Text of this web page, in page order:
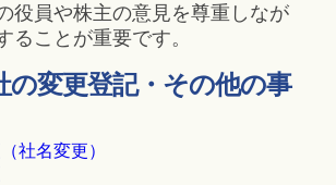
役員や株主の意見を尊重しなが
ることが重要です。
の変更登記・その他の事
社名変更）